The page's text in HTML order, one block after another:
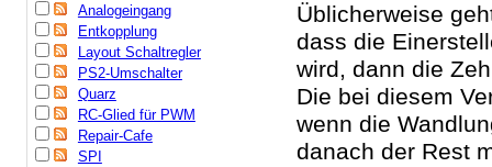
Analogeingang
Entkopplung
Layout Schaltregler
PS2-Umschalter
Quarz
RC-Glied für PWM
Repair-Cafe
SPI
Üblicherweise
dass die
wird, dann die
Die bei diesem
wenn die
danach der Rest